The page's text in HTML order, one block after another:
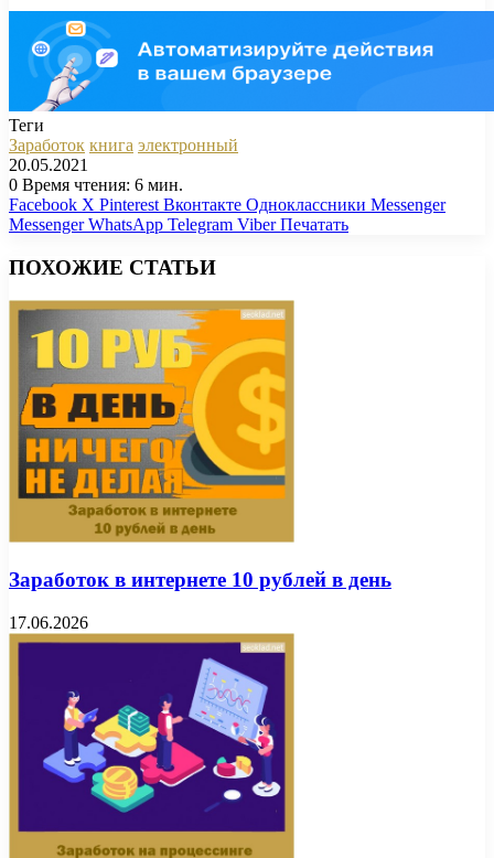
Теги
Заработок книга электронный
20.05.2021
0 Время чтения: 6 мин.
Facebook X Pinterest Вконтакте Одноклассники Messenger
Messenger WhatsApp Telegram Viber Печатать
ПОХОЖИЕ СТАТЬИ
Заработок в интернете 10 рублей в день
17.06.2026